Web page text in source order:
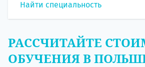
Найти специальность
РАССЧИТАЙТЕ
ОБУЧЕНИЯ В